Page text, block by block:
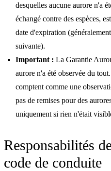
desquelles aucune aurore n'a
échangé contre des espèces,
date d'expiration
suivante).
Important : La Garantie
aurore n'a été observée du
comptent comme une
pas de remises pour des
uniquement si rien n'était
Responsabilités
code de conduite